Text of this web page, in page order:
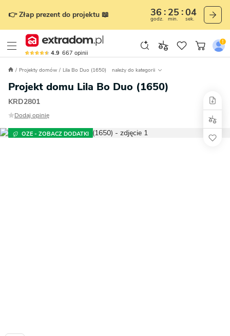
👉 Złap prezent do projektu 📖 36
godz.
25
min.
03
sek.
4.9 667 opinii
Projekty domów Lila Bo Duo (1650) należy do kategorii
Projekt domu Lila Bo Duo (1650)
KRD2801
Dodaj opinię
OZE - ZOBACZ DODATKI